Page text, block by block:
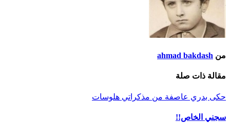
من ahmad bakdash
مقالة ذات صلة
حكى بدري عاصفة من مذكراتي هلوسات
سجني الخاص!!